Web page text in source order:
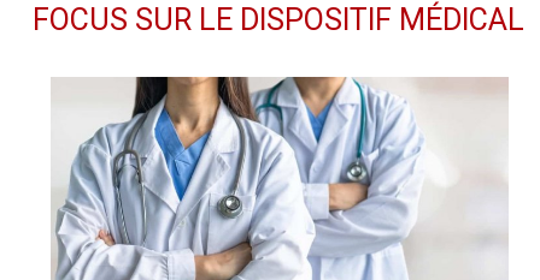
FOCUS SUR LE DISPOSITIF MÉDICAL